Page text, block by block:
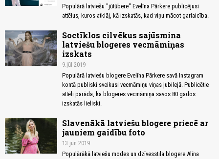
Populārā latviešu "jūtūbere" Evelīna Pārkere publicējusi
attēlus, kuros atklāj, kā izskatās, kad viņu mācot garlaicība.
Soctīklos cilvēkus sajūsmina
latviešu blogeres vecmāmiņas
izskats
9.jūl 2019
Populārā latviešu blogere Evelīna Pārkere savā Instagram
kontā publiski sveikusi vecmāmiņu viņas jubilejā. Publicētie
attēli parāda, ka blogeres vecmāmiņa savos 80 gados
izskatās lieliski.
Slavenākā latviešu blogere priecē ar
jauniem gaidību foto
13.jun 2019
Populārākā latviešu modes un dzīvesstila blogere Alīna